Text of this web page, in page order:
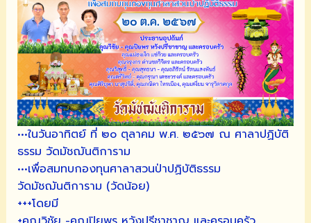
•••ในวันอาทิตย์ ที่ ๒๐ ตุลาคม พ.ศ. ๒๕๖๗ ณ ศาลาปฏิบัติ
ธรรม วัดมัชฌันติการาม
•••เพื่อสมทบกองทุนศาลาสวนป่าปฏิบัติธรรม
วัดมัชฌันติการาม (วัดน้อย)
+++โดยมี